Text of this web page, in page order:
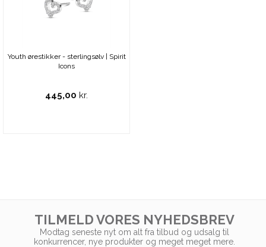
Youth ørestikker - sterlingsølv | Spirit
Icons
445,00 kr.
TILMELD VORES NYHEDSBREV
Modtag seneste nyt om alt fra tilbud og udsalg til
konkurrencer, nye produkter og meget meget mere.